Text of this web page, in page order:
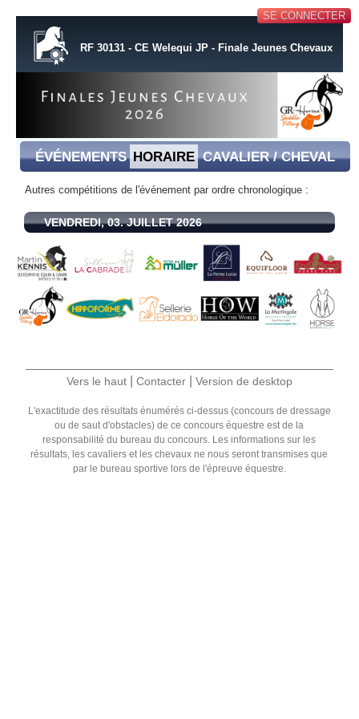
SE CONNECTER
RF 30131 - CE Welequi JP - Finale Jeunes Chevaux
ÉVÉNEMENTS HORAIRE CAVALIER / CHEVAL
Autres compétitions de l'événement par ordre chronologique :
VENDREDI, 03. JUILLET 2026
Vers le haut Contacter Version de desktop
L'exactitude des résultats énumérés ci-dessus (concours de dressage
ou de saut d'obstacles) de ce concours équestre est de la
responsabilité du bureau du concours. Les informations sur les
résultats, les cavaliers et les chevaux ne nous seront transmises que
par le bureau sportive lors de l'épreuve équestre.